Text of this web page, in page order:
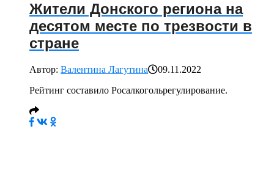
Жители Донского региона на
десятом месте по трезвости в
стране
Автор: Валентина Лагутина
09.11.2022
Рейтинг составило Росалкогольрегулирование.